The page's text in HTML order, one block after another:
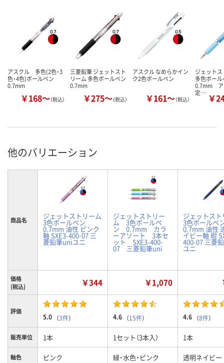
アスクル 多色(2色・3
色・4色)ボールペン
0.7mm
￥168～（税込）
三菱鉛筆 ジェットスト
リーム 多色ボールペン
0.7mm
￥275～（税込）
アスクル なめらかイン
ク2色ボールペン
￥161～（税込）
ジェット
多色ボー
0.7mm ア
定… ￥
他のバリエーション
商品名 ジェットストリーム
3色ボールペン
0.7mm 油性 ピンク
軸 SXE3-400-07 三
菱鉛筆uniユニ
ジェットストリー
ム 3色ボールペ
ン 0.7mm カラ
ーアソート 3本セ
ット SXE3-400-
07 三菱鉛筆uni
ジェットス
3色ボールペ
0.7mm 油性
イビー軸 紺
400-07 三菱
ユニ
価格
(税込)
￥344 ￥1,070
評価
5.0 （3件） 4.6 （15件） 4.6 （8件）
販売単位 1本 1セット（3本入） 1本
軸色 ピンク 緑・水色・ピンク 透明ネイビー